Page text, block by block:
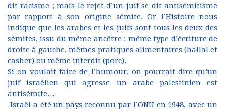
dit racisme ; mais le rejet d’un juif se dit antisémitisme
par rapport à son origine sémite. Or l’Histoire nous
indique que les arabes et les juifs sont tous les deux des
sémites, issu du même ancêtre : même type d’écriture de
droite à gauche, mêmes pratiques alimentaires (hallal et
casher) ou même interdit (porc).
Si on voulait faire de l’humour, on pourrait dire qu’un
juif israélien qui agresse un arabe palestinien est
antisémite…
Israël a été un pays reconnu par l’ONU en 1948, avec un